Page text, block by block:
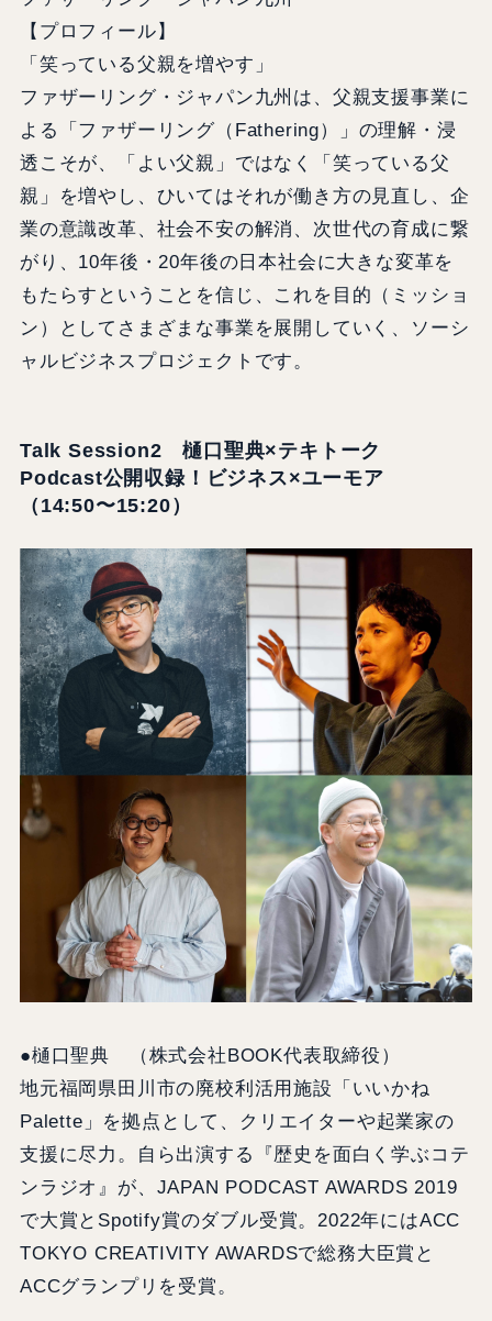
【プロフィール】
「笑っている父親を増やす」
ファザーリング・ジャパン九州は、父親支援事業に
よる「ファザーリング（Fathering）」の理解・浸
透こそが、「よい父親」ではなく「笑っている父
親」を増やし、ひいてはそれが働き方の見直し、企
業の意識改革、社会不安の解消、次世代の育成に繋
がり、10年後・20年後の日本社会に大きな変革を
もたらすということを信じ、これを目的（ミッショ
ン）としてさまざまな事業を展開していく、ソーシ
ャルビジネスプロジェクトです。
Talk Session2 樋口聖典×テキトーク
Podcast公開収録！ビジネス×ユーモア
（14:50〜15:20）
●樋口聖典 （株式会社BOOK代表取締役）
地元福岡県田川市の廃校利活用施設「いいかね
Palette」を拠点として、クリエイターや起業家の
支援に尽力。自ら出演する『歴史を面白く学ぶコテ
ンラジオ』が、JAPAN PODCAST AWARDS 2019
で大賞とSpotify賞のダブル受賞。2022年にはACC
TOKYO CREATIVITY AWARDSで総務大臣賞と
ACCグランプリを受賞。